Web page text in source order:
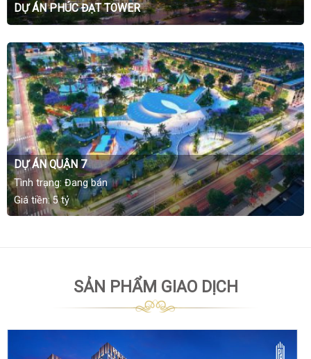
DỰ ÁN PHÚC ĐẠT TOWER
DỰ ÁN QUẬN 7
Tình trạng: Đang bán
Giá tiền: 5 tỷ
SẢN PHẨM GIAO DỊCH